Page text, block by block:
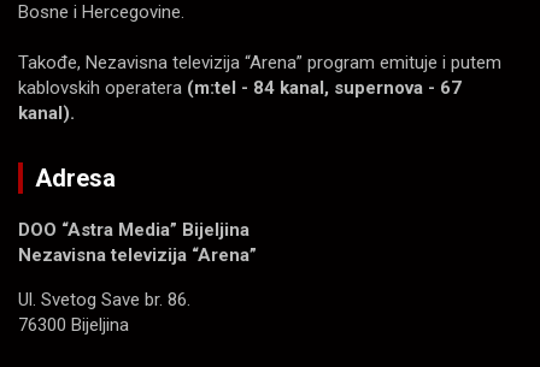
Bosne i Hercegovine.
Takođe, Nezavisna televizija “Arena” program emituje i putem
kablovskih operatera (m:tel - 84 kanal, supernova - 67
kanal).
Adresa
DOO “Astra Media” Bijeljina
Nezavisna televizija “Arena”
Ul. Svetog Save br. 86.
76300 Bijeljina